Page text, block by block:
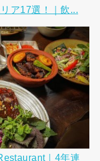
ア17選！｜飲...
｜4年連